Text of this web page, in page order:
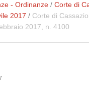
- Ordinanze /Corte di
2017 / Corte di
2017, n. 4100